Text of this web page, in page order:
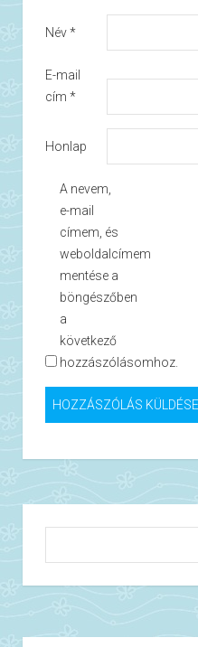
Név*
E-mail
cím *
Honlap
A nevem,
e-mail
címem, és
weboldalcímem
mentése a
böngészőben
a
következő
hozzászólásomhoz.